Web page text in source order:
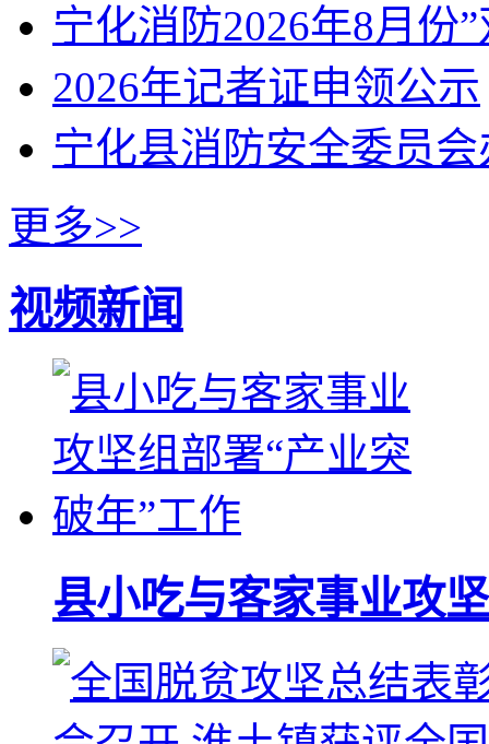
宁化消防2026年8月份
2026年记者证申领公示
宁化县消防安全委员
更多>>
视频新闻
县小吃与客家事业攻